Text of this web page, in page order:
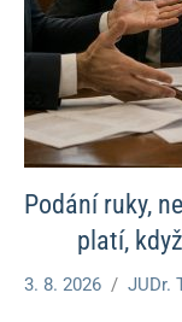
Podání ruky,
platí,
3. 8. 2026 JUDr.